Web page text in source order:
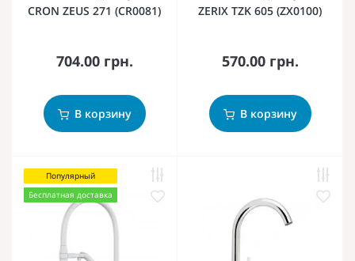
CRON ZEUS 271 (CR0081)
704.00 грн.
В корзину
ZERIX TZK 605 (ZX0100)
570.00 грн.
В корзину
Популярный
Бесплатная доставка